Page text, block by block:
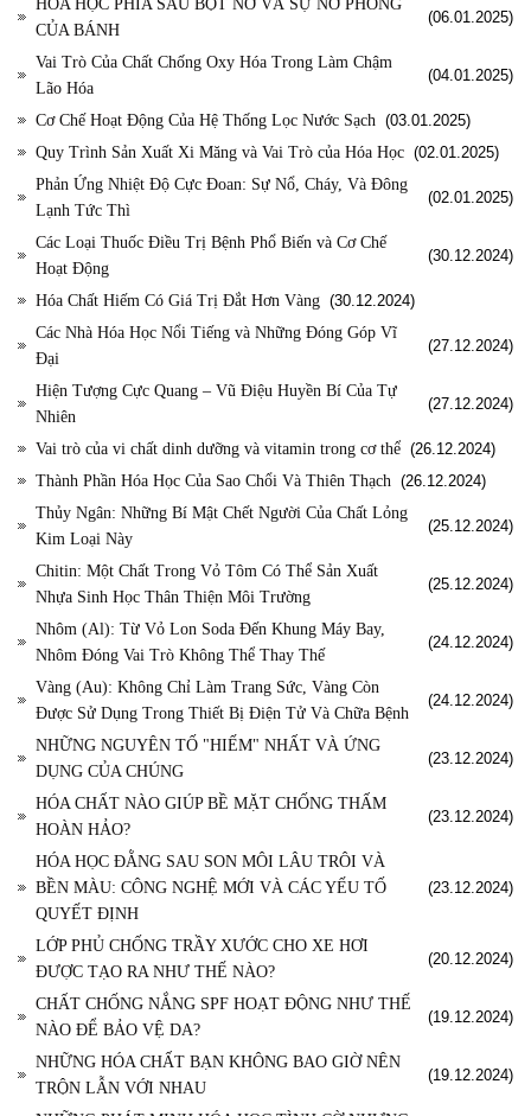
HÓA HỌC PHÍA SAU BỘT NỞ VÀ SỰ NỞ PHỒNG
CỦA BÁNH
(06.01.2025)
Vai Trò Của Chất Chống Oxy Hóa Trong Làm Chậm
Lão Hóa
(04.01.2025)
Cơ Chế Hoạt Động Của Hệ Thống Lọc Nước Sạch (03.01.2025)
Quy Trình Sản Xuất Xi Măng và Vai Trò của Hóa Học (02.01.2025)
Phản Ứng Nhiệt Độ Cực Đoan: Sự Nổ, Cháy, Và Đông
Lạnh Tức Thì
(02.01.2025)
Các Loại Thuốc Điều Trị Bệnh Phổ Biến và Cơ Chế
Hoạt Động
(30.12.2024)
Hóa Chất Hiếm Có Giá Trị Đắt Hơn Vàng (30.12.2024)
Các Nhà Hóa Học Nổi Tiếng và Những Đóng Góp Vĩ
Đại
(27.12.2024)
Hiện Tượng Cực Quang – Vũ Điệu Huyền Bí Của Tự
Nhiên
(27.12.2024)
Vai trò của vi chất dinh dưỡng và vitamin trong cơ thể (26.12.2024)
Thành Phần Hóa Học Của Sao Chổi Và Thiên Thạch (26.12.2024)
Thủy Ngân: Những Bí Mật Chết Người Của Chất Lỏng
Kim Loại Này
(25.12.2024)
Chitin: Một Chất Trong Vỏ Tôm Có Thể Sản Xuất
Nhựa Sinh Học Thân Thiện Môi Trường
(25.12.2024)
Nhôm (Al): Từ Vỏ Lon Soda Đến Khung Máy Bay,
Nhôm Đóng Vai Trò Không Thể Thay Thế
(24.12.2024)
Vàng (Au): Không Chỉ Làm Trang Sức, Vàng Còn
Được Sử Dụng Trong Thiết Bị Điện Tử Và Chữa Bệnh
(24.12.2024)
NHỮNG NGUYÊN TỐ "HIẾM" NHẤT VÀ ỨNG
DỤNG CỦA CHÚNG
(23.12.2024)
HÓA CHẤT NÀO GIÚP BỀ MẶT CHỐNG THẤM
HOÀN HẢO?
(23.12.2024)
HÓA HỌC ĐẰNG SAU SON MÔI LÂU TRÔI VÀ
BỀN MÀU: CÔNG NGHỆ MỚI VÀ CÁC YẾU TỐ
QUYẾT ĐỊNH
(23.12.2024)
LỚP PHỦ CHỐNG TRẦY XƯỚC CHO XE HƠI
ĐƯỢC TẠO RA NHƯ THẾ NÀO?
(20.12.2024)
CHẤT CHỐNG NẮNG SPF HOẠT ĐỘNG NHƯ THẾ
NÀO ĐỂ BẢO VỆ DA?
(19.12.2024)
NHỮNG HÓA CHẤT BẠN KHÔNG BAO GIỜ NÊN
TRỘN LẪN VỚI NHAU
(19.12.2024)